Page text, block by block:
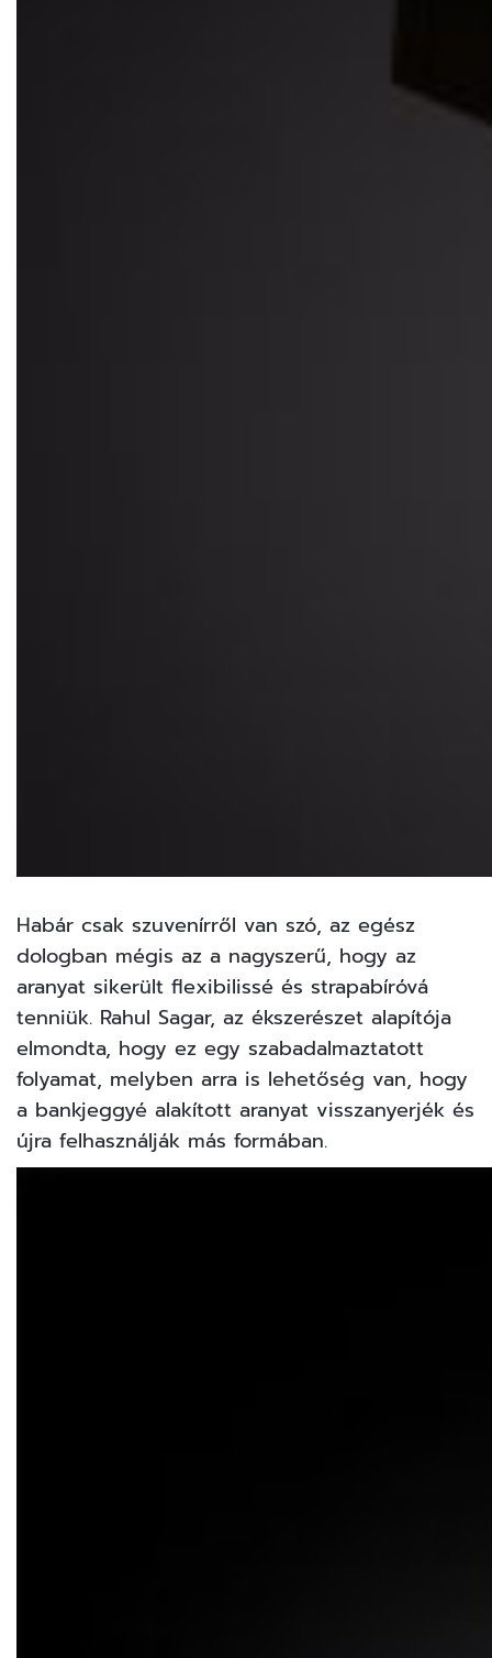
Habár csak szuvenírről van szó, az egész
dologban mégis az a nagyszerű, hogy az
aranyat sikerült flexibilissé és strapabíróvá
tenniük. Rahul Sagar, az ékszerészet alapítója
elmondta, hogy ez egy szabadalmaztatott
folyamat, melyben arra is lehetőség van, hogy
a bankjeggyé alakított aranyat visszanyerjék és
újra felhasználják más formában.